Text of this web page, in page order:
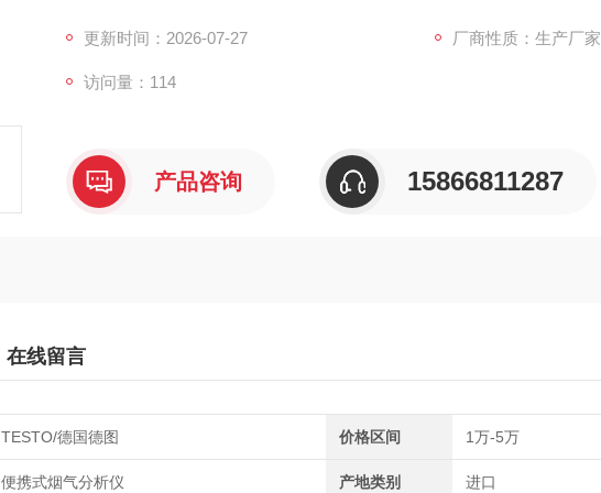
气中水分对测量精度的干扰。手操器配备彩色图形显
更新时间：2026-07-27 厂商性质：生产厂家
访问量：114
产品咨询 15866811287
在线留言
TESTO/德国德图 价格区间 1万-5万
便携式烟气分析仪 产地类别 进口